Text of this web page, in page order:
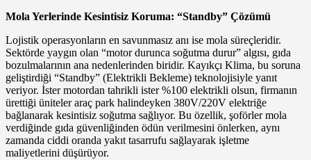
Mola Yerlerinde Kesintisiz Koruma: “Standby” Çözümü
Lojistik operasyonların en savunmasız anı ise mola süreçleridir.
Sektörde yaygın olan “motor durunca soğutma durur” algısı, gıda
bozulmalarının ana nedenlerinden biridir. Kayıkçı Klima, bu soruna
geliştirdiği “Standby” (Elektrikli Bekleme) teknolojisiyle yanıt
veriyor. İster motordan tahrikli ister %100 elektrikli olsun, firmanın
ürettiği üniteler araç park halindeyken 380V/220V elektriğe
bağlanarak kesintisiz soğutma sağlıyor. Bu özellik, şoförler mola
verdiğinde gıda güvenliğinden ödün verilmesini önlerken, aynı
zamanda ciddi oranda yakıt tasarrufu sağlayarak işletme
maliyetlerini düşürüyor.